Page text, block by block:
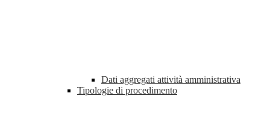
Dati aggregati attività amministrativa
Tipologie di procedimento